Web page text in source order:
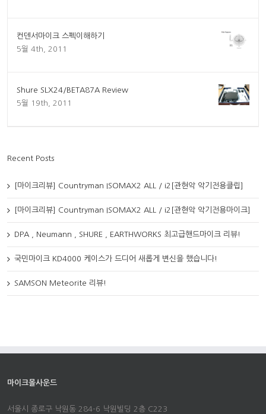
컨덴서마이크 스펙이해하기
5월 4th, 2011
Shure SLX24/BETA87A Review
5월 19th, 2011
Recent Posts
[마이크리뷰] Countryman ISOMAX2 ALL / i2[관현악 악기전용클립]
[마이크리뷰] Countryman ISOMAX2 ALL / i2[관현악 악기전용마이크]
DPA , Neumann , SHURE , EARTHWORKS 최고급핸드마이크 리뷰!
국민마이크 KD4000 케이스가 드디어 새롭게 변신을 했습니다!
SAMSON Meteorite 리뷰!
마이크몰사운드
서울시 종로구 낙원동 284-6 낙원빌딩 2층 C223